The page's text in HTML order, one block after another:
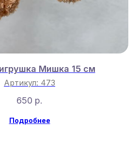
Мишка 15 см
Артикул: 473
650 р.
Подробнее